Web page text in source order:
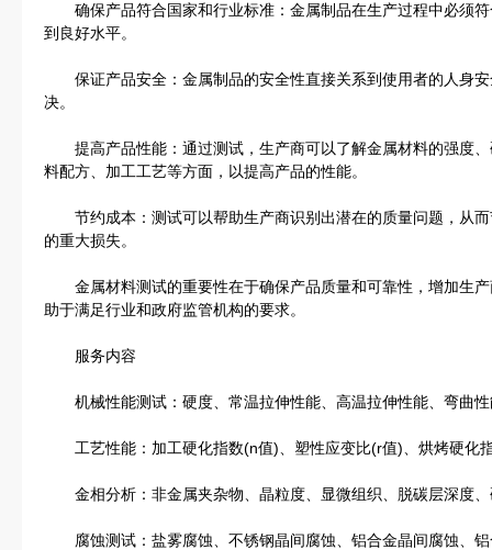
确保产品符合国家和行业标准：金属制品在生产过程中必须符
到良好水平。
保证产品安全：金属制品的安全性直接关系到使用者的人身安
决。
提高产品性能：通过测试，生产商可以了解金属材料的强度、
料配方、加工工艺等方面，以提高产品的性能。
节约成本：测试可以帮助生产商识别出潜在的质量问题，从而
的重大损失。
金属材料测试的重要性在于确保产品质量和可靠性，增加生产
助于满足行业和政府监管机构的要求。
服务内容
机械性能测试：硬度、常温拉伸性能、高温拉伸性能、弯曲性
工艺性能：加工硬化指数(n值)、塑性应变比(r值)、烘烤硬化
金相分析：非金属夹杂物、晶粒度、显微组织、脱碳层深度、
腐蚀测试：盐雾腐蚀、不锈钢晶间腐蚀、铝合金晶间腐蚀、铝